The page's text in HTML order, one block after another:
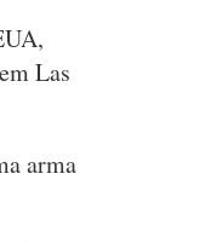
Las
arma